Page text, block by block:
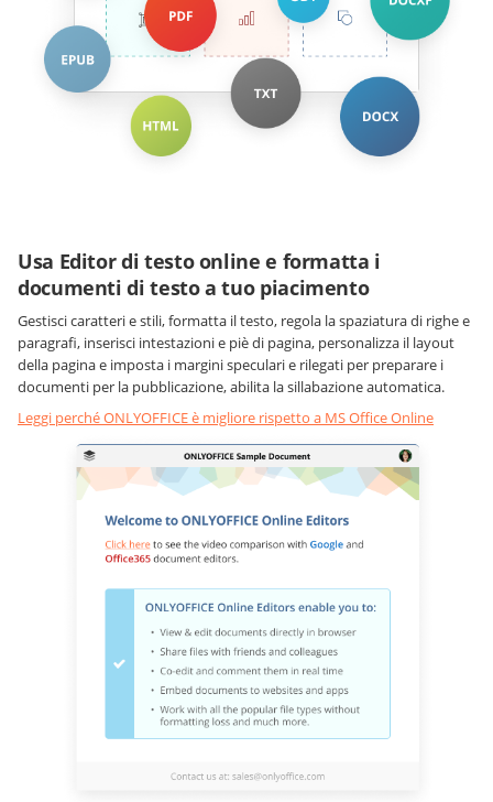
Usa Editor di testo online e formatta i
documenti di testo a tuo piacimento
Gestisci caratteri e stili, formatta il testo, regola la spaziatura di righe e
paragrafi, inserisci intestazioni e piè di pagina, personalizza il layout
della pagina e imposta i margini speculari e rilegati per preparare i
documenti per la pubblicazione, abilita la sillabazione automatica.
Leggi perché ONLYOFFICE è migliore rispetto a MS Office Online